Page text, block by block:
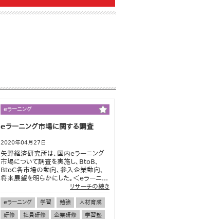
eラーニング
eラーニング市場に関する調査
2020年04月27日
矢野経済研究所は、国内eラーニング
市場について調査を実施し、BtoB、
BtoC各市場の動向、参入企業動向、
将来展望を明らかにした。＜eラーニ...
リサーチの続き
eラーニング 学習 勉強
人材育成
研修
社員研修 企業研修
学習塾